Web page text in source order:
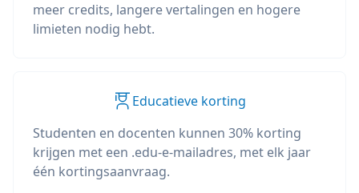
meer credits, langere vertalingen en hogere
limieten nodig hebt.
Educatieve korting
Studenten en docenten kunnen 30% korting
krijgen met een .edu-e-mailadres, met elk jaar
één kortingsaanvraag.